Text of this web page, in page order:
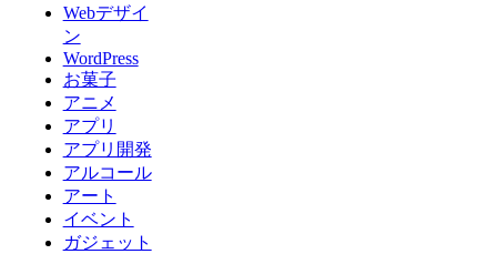
Webデザイ
ン
WordPress
お菓子
アニメ
アプリ
アプリ開発
アルコール
アート
イベント
ガジェット